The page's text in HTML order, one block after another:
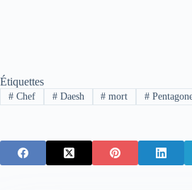
Étiquettes
#Chef #Daesh # mort #